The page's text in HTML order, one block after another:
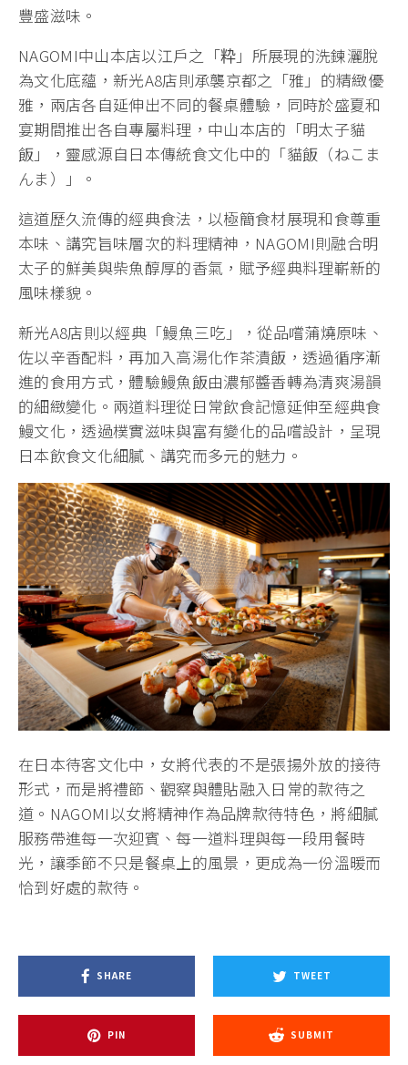
豐盛滋味。
NAGOMI中山本店以江戶之「粋」所展現的洗鍊灑脫
為文化底蘊，新光A8店則承襲京都之「雅」的精緻優
雅，兩店各自延伸出不同的餐桌體驗，同時於盛夏和
宴期間推出各自專屬料理，中山本店的「明太子貓
飯」，靈感源自日本傳統食文化中的「貓飯（ねこま
んま）」。
這道歷久流傳的經典食法，以極簡食材展現和食尊重
本味、講究旨味層次的料理精神，NAGOMI則融合明
太子的鮮美與柴魚醇厚的香氣，賦予經典料理嶄新的
風味樣貌。
新光A8店則以經典「鰻魚三吃」，從品嚐蒲燒原味、
佐以辛香配料，再加入高湯化作茶漬飯，透過循序漸
進的食用方式，體驗鰻魚飯由濃郁醬香轉為清爽湯韻
的細緻變化。兩道料理從日常飲食記憶延伸至經典食
鰻文化，透過樸實滋味與富有變化的品嚐設計，呈現
日本飲食文化細膩、講究而多元的魅力。
在日本待客文化中，女將代表的不是張揚外放的接待
形式，而是將禮節、觀察與體貼融入日常的款待之
道。NAGOMI以女將精神作為品牌款待特色，將細膩
服務帶進每一次迎賓、每一道料理與每一段用餐時
光，讓季節不只是餐桌上的風景，更成為一份溫暖而
恰到好處的款待。
SHARE TWEET
PIN SUBMIT